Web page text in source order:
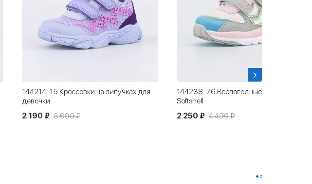
144214-15 Кроссовки на липучках для
девочки
2 190 ₽ 3 690 ₽
144238-76 Всепогодные кроссовки с
Softshell
2 250 ₽ 4 490 ₽